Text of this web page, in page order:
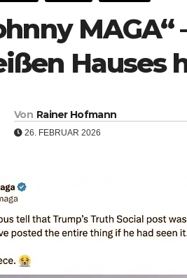
Hauses
Von Rainer Hofmann
26. FEBRUAR 2026